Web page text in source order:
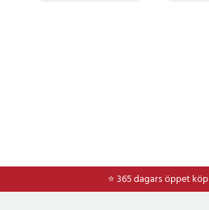
⭐ 365 dagars öppet köp
⭐Frakt 49kr *